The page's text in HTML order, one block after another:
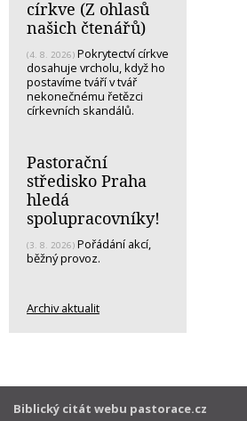
církve (Z ohlasů
našich čtenářů)
(4. 8. 2026) Pokrytectví církve
dosahuje vrcholu, když ho
postavíme tváří v tvář
nekonečnému řetězci
církevních skandálů.
Pastorační
středisko Praha
hledá
spolupracovníky!
(3. 8. 2026) Pořádání akcí,
běžný provoz.
Archiv aktualit
Biblický citát webu pastorace.cz